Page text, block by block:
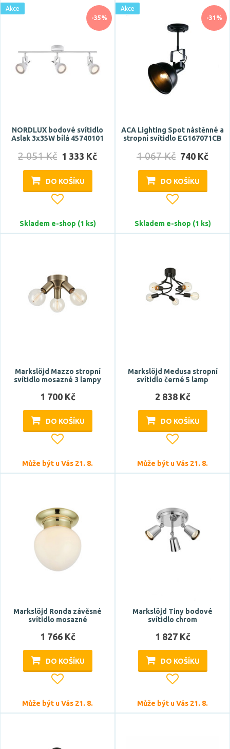
Napětí / napájení
studená bílá
studená denní bílá
teplá bílá
Světelný tok celkový
Úhel vyzařování
120 °
285 °
Patice
-35%
Akce
NORDLUX bodové svítidlo
Aslak 3x35W bílá 45740101
2 051 Kč 1 333 Kč
DO KOŠÍKU
Skladem e-shop (1 ks)
-31%
Akce
ACA Lighting Spot nástěnné a
stropní svítidlo EG167071CB
1 067 Kč 740 Kč
DO KOŠÍKU
Skladem e-shop (1 ks)
Markslöjd Mazzo stropní
svítidlo mosazné 3 lampy
1 700 Kč
DO KOŠÍKU
Může být u Vás 21. 8.
Markslöjd Medusa stropní
svítidlo černé 5 lamp
2 838 Kč
DO KOŠÍKU
Může být u Vás 21. 8.
Markslöjd Ronda závěsné
svítidlo mosazné
1 766 Kč
DO KOŠÍKU
Může být u Vás 21. 8.
Markslöjd Tiny bodové
svítidlo chrom
1 827 Kč
DO KOŠÍKU
Může být u Vás 21. 8.